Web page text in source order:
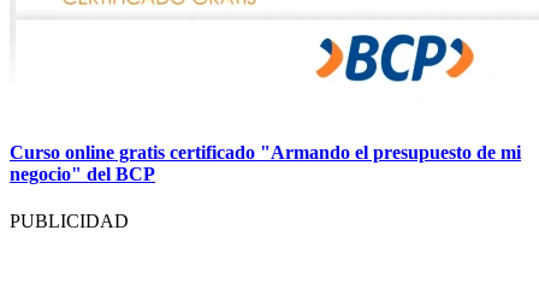
Curso online gratis certificado "Armando el presupuesto de mi
negocio" del BCP
PUBLICIDAD